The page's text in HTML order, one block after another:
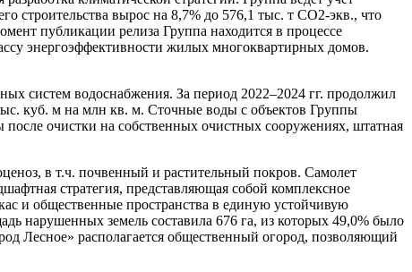
строительства вырос на 8,7% до 576,1 тыс. т СО2-экв., что
публикации релиза Группа находится в процессе
энергоэффективности жилых многоквартирных домов.
систем водоснабжения. За период 2022–2024 гг. продолжил
куб. м на млн кв. м. Сточные воды с объектов Группы
очистки на собственных очистных сооружениях, штатная
в т.ч. почвенный и растительный покров. Самолет
стратегия, представляющая собой комплексное
и общественные пространства в единую устойчивую
нарушенных земель составила 676 га, из которых 49,0% было
Лесное» располагается общественный огород, позволяющий